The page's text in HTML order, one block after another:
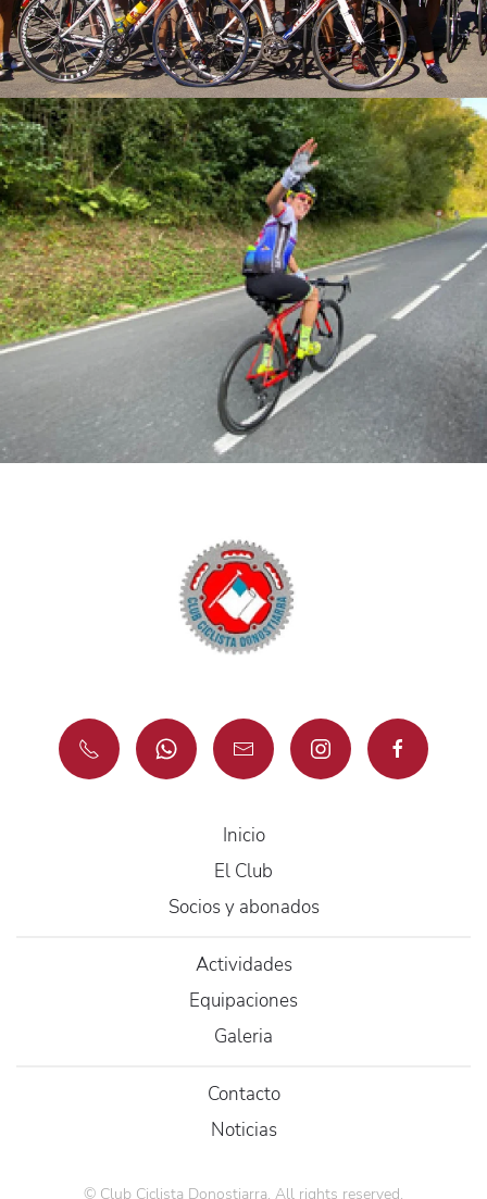
Inicio
El Club
Socios y abonados
Actividades
Equipaciones
Galeria
Contacto
Noticias
© Club Ciclista Donostiarra. All rights reserved.